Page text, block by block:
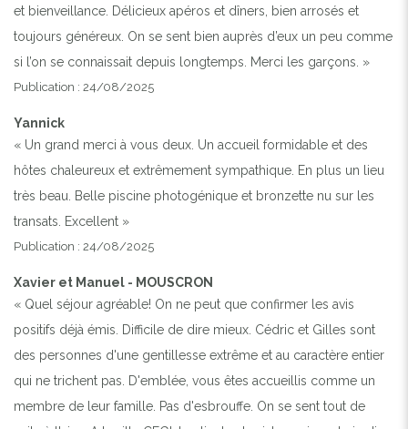
et bienveillance. Délicieux apéros et dîners, bien arrosés et
toujours généreux. On se sent bien auprès d’eux un peu comme
si l’on se connaissait depuis longtemps. Merci les garçons. »
Publication : 24/08/2025
Yannick
« Un grand merci à vous deux. Un accueil formidable et des
hôtes chaleureux et extrêmement sympathique. En plus un lieu
très beau. Belle piscine photogénique et bronzette nu sur les
transats. Excellent »
Publication : 24/08/2025
Xavier et Manuel - MOUSCRON
« Quel séjour agréable! On ne peut que confirmer les avis
positifs déjà émis. Difficile de dire mieux. Cédric et Gilles sont
des personnes d'une gentillesse extrême et au caractère entier
qui ne trichent pas. D'emblée, vous êtes accueillis comme un
membre de leur famille. Pas d'esbrouffe. On se sent tout de